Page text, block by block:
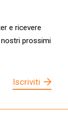
e ricevere
prossimi
Iscriviti